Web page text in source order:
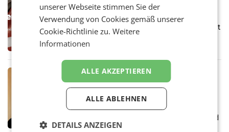
Werbe Akademie startet neue
Imagekampagne rund um Praxisnähe
Unter dem Slogan „Näher dran geht nicht. Mit
einer praxisorientierten Ausbildung an der
Werbe Akademie“ hat die
MARKETING & MEDIA
Halbjahresbilanz cine.ma:
Österreichs Kinos verzeichnen
400.000 Besucher mehr
Das österreichische Kino setzt seinen
positiven Wachstumskurs fort. Mit einer rund
400.000 Besucherinnen und Besucher
unserer Webseite stimmen Sie der
Verwendung von Cookies gemäß unserer
Cookie-Richtlinie zu.Weitere
Informationen
ALLE AKZEPTIEREN
ALLE ABLEHNEN
DETAILS ANZEIGEN